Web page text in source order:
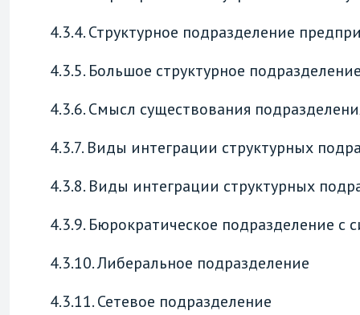
4.3.4. Структурное подразделение
4.3.5. Большое структурное
4.3.6. Смысл существования
4.3.7. Виды интеграции структурных
4.3.8. Виды интеграции структурных
4.3.9. Бюрократическое подразделение с
4.3.10. Либеральное подразделение
4.3.11. Сетевое подразделение